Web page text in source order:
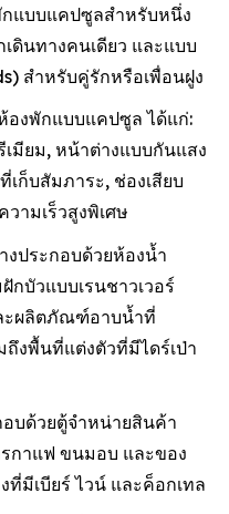
แบบแคปซูลสำหรับหนึ่ง
ดินทางคนเดียว และแบบ
สำหรับคู่รักหรือเพื่อนฝูง
องพักแบบแคปซูล ได้แก่:
มียม, หน้าต่างแบบกันแสง
เก็บสัมภาระ, ช่องเสียบ
ามเร็วสูงพิเศษ
ประกอบด้วยห้องน้ำ
บัวแบบเรนชาวเวอร์
ะผลิตภัณฑ์อาบน้ำที่
งพื้นที่แต่งตัวที่มีไดร์เป่า
บด้วยตู้จำหน่ายสินค้า
กาแฟ ขนมอบ และของ
ที่มีเบียร์ ไวน์ และค็อกเทล